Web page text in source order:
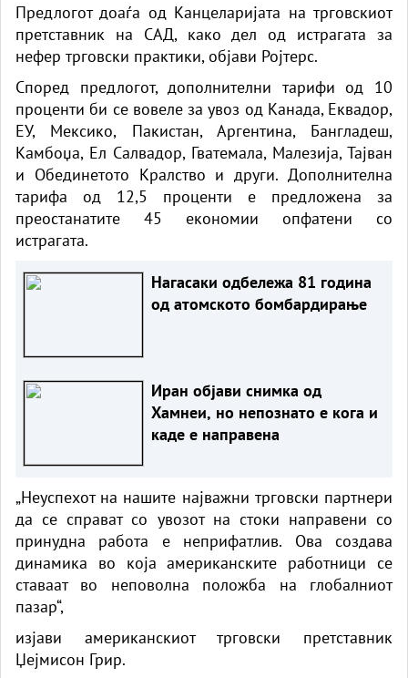
Предлогот доаѓа од Канцеларијата на трговскиот
претставник на САД, како дел од истрагата за
нефер трговски практики, објави Ројтерс.
Според предлогот, дополнителни тарифи од 10
проценти би се вовеле за увоз од Канада, Еквадор,
ЕУ, Мексико, Пакистан, Аргентина, Бангладеш,
Камбоџа, Ел Салвадор, Гватемала, Малезија, Тајван
и Обединетото Кралство и други. Дополнителна
тарифа од 12,5 проценти е предложена за
преостанатите 45 економии опфатени со
истрагата.
Нагасаки одбележа 81 година
од атомското бомбардирање
Иран објави снимка од
Хамнеи, но непознато е кога и
каде е направена
„Неуспехот на нашите најважни трговски партнери
да се справат со увозот на стоки направени со
принудна работа е неприфатлив. Ова создава
динамика во која американските работници се
ставаат во неповолна положба на глобалниот
пазар“,
изјави американскиот трговски претставник
Џејмисон Грир.